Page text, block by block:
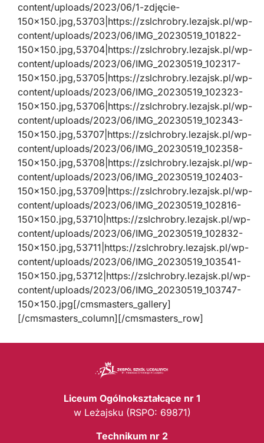
content/uploads/2023/06/1-zdjęcie-
150×150.jpg,53703|https://zslchrobry.lezajsk.pl/wp-
content/uploads/2023/06/IMG_20230519_101822-
150×150.jpg,53704|https://zslchrobry.lezajsk.pl/wp-
content/uploads/2023/06/IMG_20230519_102317-
150×150.jpg,53705|https://zslchrobry.lezajsk.pl/wp-
content/uploads/2023/06/IMG_20230519_102323-
150×150.jpg,53706|https://zslchrobry.lezajsk.pl/wp-
content/uploads/2023/06/IMG_20230519_102343-
150×150.jpg,53707|https://zslchrobry.lezajsk.pl/wp-
content/uploads/2023/06/IMG_20230519_102358-
150×150.jpg,53708|https://zslchrobry.lezajsk.pl/wp-
content/uploads/2023/06/IMG_20230519_102403-
150×150.jpg,53709|https://zslchrobry.lezajsk.pl/wp-
content/uploads/2023/06/IMG_20230519_102816-
150×150.jpg,53710|https://zslchrobry.lezajsk.pl/wp-
content/uploads/2023/06/IMG_20230519_102832-
150×150.jpg,53711|https://zslchrobry.lezajsk.pl/wp-
content/uploads/2023/06/IMG_20230519_103541-
150×150.jpg,53712|https://zslchrobry.lezajsk.pl/wp-
content/uploads/2023/06/IMG_20230519_103747-
150×150.jpg[/cmsmasters_gallery]
[/cmsmasters_column][/cmsmasters_row]
Liceum Ogólnokształcące nr 1
w Leżajsku (RSPO: 69871)
Technikum nr 2